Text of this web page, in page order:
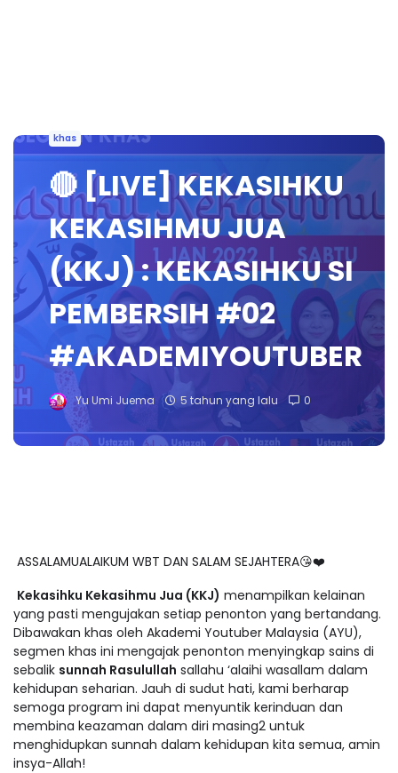
khas
🔴 [LIVE] KEKASIHKU
KEKASIHMU JUA
(KKJ) : KEKASIHKU SI
PEMBERSIH #02
#AKADEMIYOUTUBER
Yu Umi Juema 5 tahun yang lalu 0
ASSALAMUALAIKUM WBT DAN SALAM SEJAHTERA😘❤️
Kekasihku Kekasihmu Jua (KKJ) menampilkan kelainan
yang pasti mengujakan setiap penonton yang bertandang.
Dibawakan khas oleh Akademi Youtuber Malaysia (AYU),
segmen khas ini mengajak penonton menyingkap sains di
sebalik sunnah Rasulullah sallahu ‘alaihi wasallam dalam
kehidupan seharian. Jauh di sudut hati, kami berharap
semoga program ini dapat menyuntik kerinduan dan
membina keazaman dalam diri masing2 untuk
menghidupkan sunnah dalam kehidupan kita semua, amin
insya-Allah!